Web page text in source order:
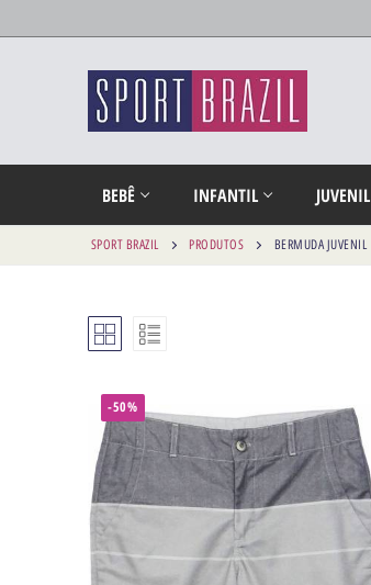
BEBÊ INFANTIL JUVENIL
SPORT BRAZIL PRODUTOS BERMUDA JUVENIL
-50%